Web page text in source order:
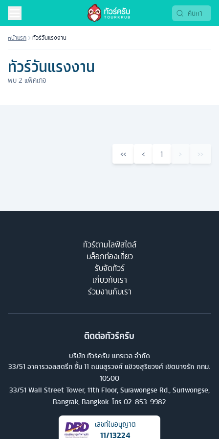
หน้าแรก ทัวร์วันแรงงาน
ทัวร์วันแรงงาน
พบ2 แพ็คเกจ
‹‹ ‹ 1 › ››
ทัวร์ตามไลฟ์สไตล์
บล็อกท่องเที่ยว
รับจัดทัวร์
เกี่ยวกับเรา
ร่วมงานกับเรา
ติดต่อทัวร์ครับ
บริษัท ทัวร์ครับ แทรเวล จำกัด
33/51 อาคารวอลสตรีท ชั้น 11 ถนนสุรวงศ์ แขวงสุริยวงศ์ เขตบางรัก กทม.
10500
33/51 Wall Street Tower, 11th Floor, Surawongse Rd., Suriwongse,
Bangrak, Bangkok. โทร 02-853-9982
เลขที่ใบอนุญาต
11/13224